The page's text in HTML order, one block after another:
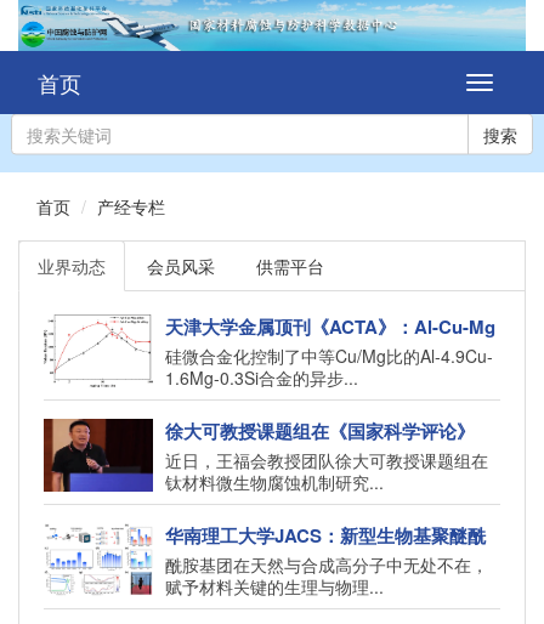
切
换
导
航
首页
搜索
首页 产经专栏
业界动态 会员风采 供需平台
天津大学金属顶刊《ACTA》：Al-Cu-Mg
合金中Si诱导的团簇演化与异步析出行为
硅微合金化控制了中等Cu/Mg比的Al-4.9Cu-
1.6Mg-0.3Si合金的异步...
徐大可教授课题组在《国家科学评论》
（National Science Review）发表钛微
生物腐蚀机制研究成果
近日，王福会教授团队徐大可教授课题组在
钛材料微生物腐蚀机制研究...
华南理工大学JACS：新型生物基聚醚酰
胺材料：从防污涂层到低温超强粘合剂
的“双面手”
酰胺基团在天然与合成高分子中无处不在，
赋予材料关键的生理与物理...